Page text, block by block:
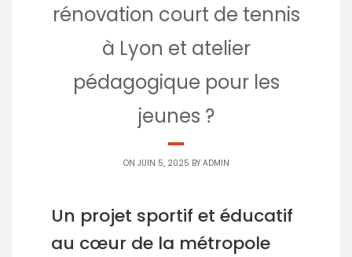
rénovation court de tennis
à Lyon et atelier
pédagogique pour les
jeunes ?
ON JUIN 5, 2025 BY ADMIN
Un projet sportif et éducatif
au cœur de la métropole